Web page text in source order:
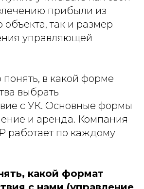
прибыли из
объекта, так и размер
управляющей
в какой форме
выбрать
с УК. Основные формы
и аренда. Компания
работает по каждому
какой формат